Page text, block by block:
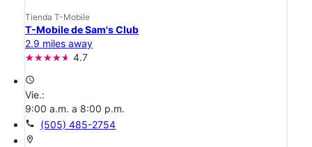
Tienda T-Mobile
T-Mobile de Sam's Club
2.9 miles away
4.7
access_time
Vie.:
9:00 a.m. a 8:00 p.m.
call (505) 485-2754
location_on